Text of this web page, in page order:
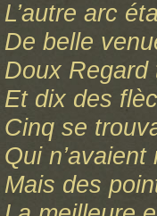
L’autre arc
De belle
Doux
Et dix des
Cinq se
Qui
Mais des